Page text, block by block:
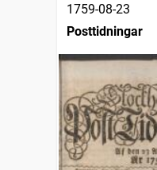
1759-08-23
Posttidningar